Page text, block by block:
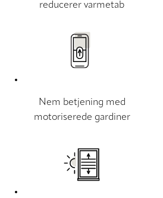
reducerer varmetab
Nem betjening med
motoriserede gardiner